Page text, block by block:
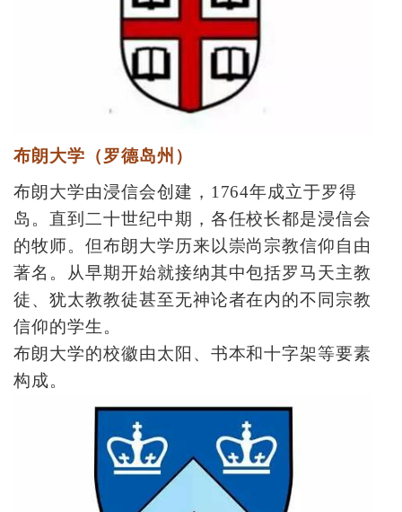
布朗大学（罗德岛州）
布朗大学由浸信会创建，1764年成立于罗得
岛。直到二十世纪中期，各任校长都是浸信会
的牧师。但布朗大学历来以崇尚宗教信仰自由
著名。从早期开始就接纳其中包括罗马天主教
徒、犹太教教徒甚至无神论者在内的不同宗教
信仰的学生。
布朗大学的校徽由太阳、书本和十字架等要素
构成。